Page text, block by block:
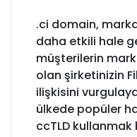
.ci domain,
daha etkili hale
müşterilerin
olan şirketinizin
ilişkisini
ülkede popüler
ccTLD